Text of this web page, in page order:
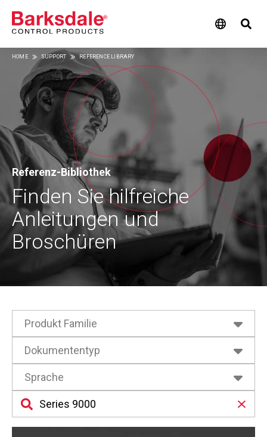
Skip
contentBreadcrumb
HOME SUPPORT REFERENCE LIBRARY
Referenz-Bibliothek
Finden Sie hilfreiche
Anleitungen und
Broschüren
Produkt Familie
Druck
Dokumententyp
Betriebsanleitung
Datenblätter
Konformitätsbescheinigungen
Zertifizierungen
Sprache
Deutsch
Englisch